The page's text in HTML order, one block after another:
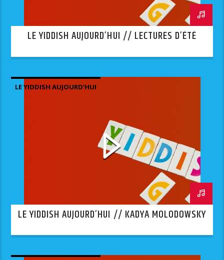
LE YIDDISH AUJOURD’HUI // LECTURES D’ÉTÉ
LE YIDDISH AUJOURD’HUI
LE YIDDISH AUJOURD’HUI // KADYA MOLODOWSKY